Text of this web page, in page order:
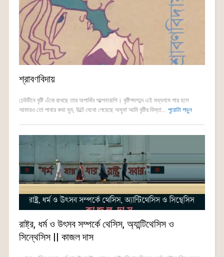
শ্রাবণবিদায়
ঢেউটিনে বৃষ্টি এঁকে রাখছে তার অপার্থিব আল্পনারাশি। বৃষ্টিপদশব্দে এই মধ্যযাম পার হলে
আমারও তো পাবার কথা ঘুম, উল্টে দেখো পেয়েছে অঘুম! আমি বৃষ্টির বিস্তা... পুরোটা পড়ুন
রাষ্ট্র, ধর্ম ও উৎসব সম্পর্কে থেসিস, অ্যান্টিথেসিস ও
সিন্থেসিস || কাজল দাস